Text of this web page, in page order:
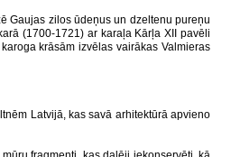
Gaujas zilos ūdeņus un dzeltenu pureņu
(1700-1721) ar karaļa Kārļa XII pavēli
krāsām izvēlas vairākas Valmieras
Latvijā, kas savā arhitektūrā apvieno